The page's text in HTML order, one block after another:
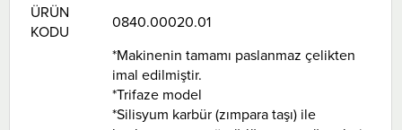
ÜRÜN
KODU
0840.00020.01
*Makinenin tamamı paslanmaz çelikten
imal edilmiştir.
*Trifaze model
*Silisyum karbür (zımpara taşı) ile